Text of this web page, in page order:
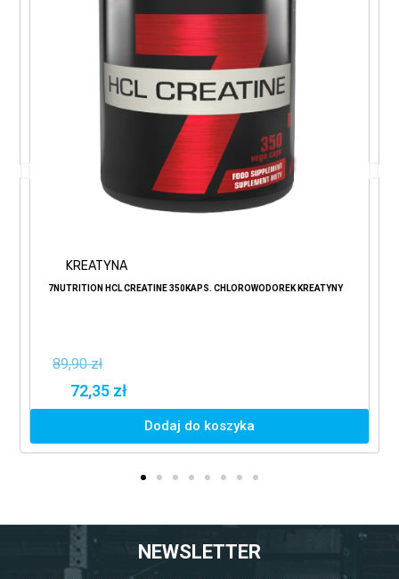
KREATYNA
7NUTRITION HCL CREATINE 350KAPS. CHLOROWODOREK KREATYNY
89,90 zł
72,35 zł
Dodaj do koszyka
NEWSLETTER